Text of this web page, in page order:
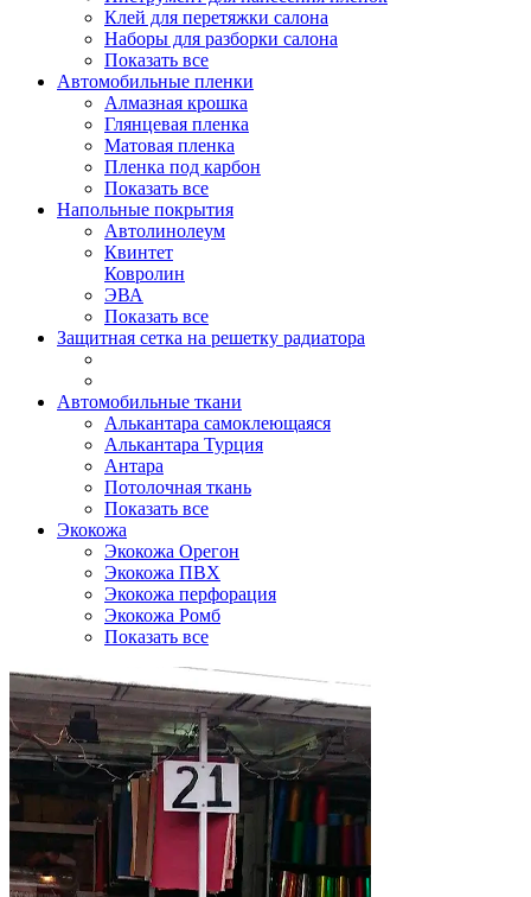
Клей для перетяжки салона
Наборы для разборки салона
Показать все
Автомобильные пленки
Алмазная крошка
Глянцевая пленка
Матовая пленка
Пленка под карбон
Показать все
Напольные покрытия
Автолинолеум
Квинтет
Ковролин
ЭВА
Показать все
Защитная сетка на решетку радиатора
Автомобильные ткани
Алькантара самоклеющаяся
Алькантара Турция
Антара
Потолочная ткань
Показать все
Экокожа
Экокожа Орегон
Экокожа ПВХ
Экокожа перфорация
Экокожа Ромб
Показать все